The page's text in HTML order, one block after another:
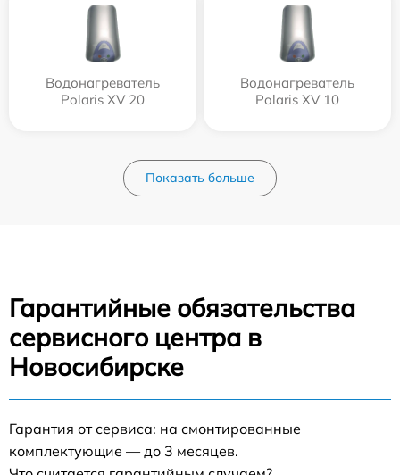
Водонагреватель
Polaris XV 20
Водонагреватель
Polaris XV 10
Показать больше
Гарантийные обязательства
сервисного центра в
Новосибирске
Гарантия от сервиса: на смонтированные
комплектующие — до 3 месяцев.